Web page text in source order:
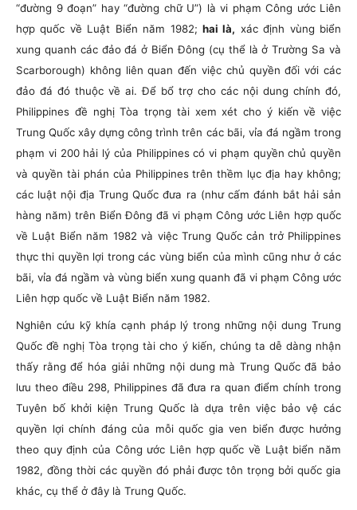
“đường 9 đoạn” hay “đường chữ U”) là vi phạm Công ước Liên
hợp quốc về Luật Biển năm 1982; hai là, xác định vùng biển
xung quanh các đảo đá ở Biển Đông (cụ thể là ở Trường Sa và
Scarborough) không liên quan đến việc chủ quyền đối với các
đảo đá đó thuộc về ai. Để bổ trợ cho các nội dung chính đó,
Philippines đề nghị Tòa trọng tài xem xét cho ý kiến về việc
Trung Quốc xây dựng công trình trên các bãi, vỉa đá ngầm trong
phạm vi 200 hải lý của Philippines có vi phạm quyền chủ quyền
và quyền tài phán của Philippines trên thềm lục địa hay không;
các luật nội địa Trung Quốc đưa ra (như cấm đánh bắt hải sản
hàng năm) trên Biển Đông đã vi phạm Công ước Liên hợp quốc
về Luật Biển năm 1982 và việc Trung Quốc cản trở Philippines
thực thi quyền lợi trong các vùng biển của mình cũng như ở các
bãi, vỉa đá ngầm và vùng biển xung quanh đã vi phạm Công ước
Liên hợp quốc về Luật Biển năm 1982.
Nghiên cứu kỹ khía cạnh pháp lý trong những nội dung Trung
Quốc đề nghị Tòa trọng tài cho ý kiến, chúng ta dễ dàng nhận
thấy rằng để hóa giải những nội dung mà Trung Quốc đã bảo
lưu theo điều 298, Philippines đã đưa ra quan điểm chính trong
Tuyên bố khởi kiện Trung Quốc là dựa trên việc bảo vệ các
quyền lợi chính đáng của mỗi quốc gia ven biển được hưởng
theo quy định của Công ước Liên hợp quốc về Luật biển năm
1982, đồng thời các quyền đó phải được tôn trọng bởi quốc gia
khác, cụ thể ở đây là Trung Quốc.